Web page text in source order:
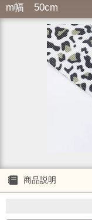
m幅 50cm
商品説明